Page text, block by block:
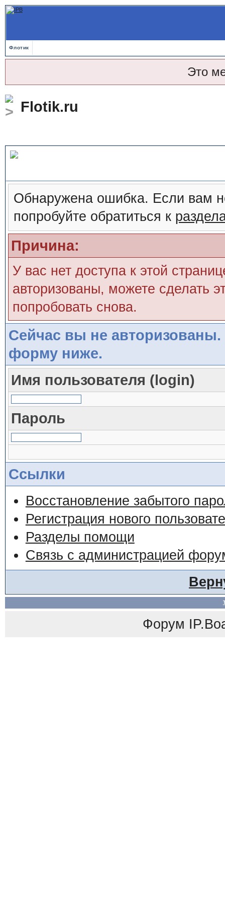
Флотик
Это
Flotik.ru
Обнаружена ошибка. Если вам
попробуйте обратиться к
Причина:
У вас нет доступа к этой
авторизованы, можете сделать
попробовать снова.
Сейчас вы не авторизованы.
форму ниже.
Имя пользователя (login)
Пароль
Ссылки
Восстановление забытого
Регистрация нового
Разделы помощи
Связь с администрацией
Форум